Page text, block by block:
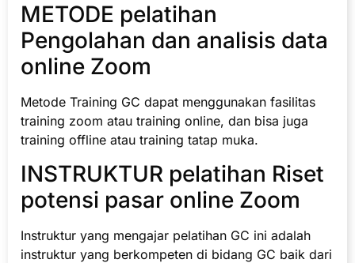
METODE pelatihan
Pengolahan dan analisis data
online Zoom
Metode Training GC dapat menggunakan fasilitas
training zoom atau training online, dan bisa juga
training offline atau training tatap muka.
INSTRUKTUR pelatihan Riset
potensi pasar online Zoom
Instruktur yang mengajar pelatihan GC ini adalah
instruktur yang berkompeten di bidang GC baik dari